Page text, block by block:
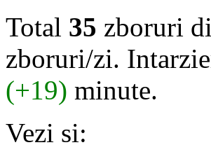
Total 35 zboruri
zboruri/zi.
(+19) minute.
Vezi si: